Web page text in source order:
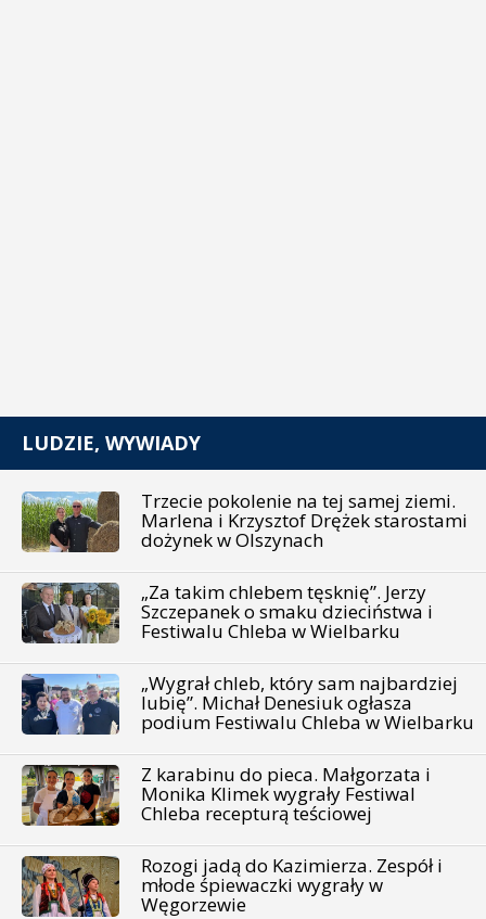
LUDZIE, WYWIADY
Trzecie pokolenie na tej samej ziemi.
Marlena i Krzysztof Drężek starostami
dożynek w Olszynach
„Za takim chlebem tęsknię”. Jerzy
Szczepanek o smaku dzieciństwa i
Festiwalu Chleba w Wielbarku
„Wygrał chleb, który sam najbardziej
lubię”. Michał Denesiuk ogłasza
podium Festiwalu Chleba w Wielbarku
Z karabinu do pieca. Małgorzata i
Monika Klimek wygrały Festiwal
Chleba recepturą teściowej
Rozogi jadą do Kazimierza. Zespół i
młode śpiewaczki wygrały w
Węgorzewie